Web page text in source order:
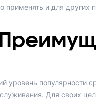
и для других
уровень популярности
Для своих